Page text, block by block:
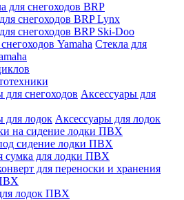
для снегоходов BRP
снегоходов BRP Lynx
снегоходов BRP Ski-Doo
Стекла для
Аксессуары для
Аксессуары для лодок
на сидение лодки ПВХ
сидение лодки ПВХ
сумка для лодки ПВХ
для переноски и хранения
лодок ПВХ